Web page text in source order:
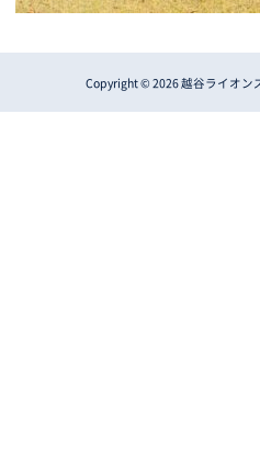
Copyright © 2026 越谷ライオン